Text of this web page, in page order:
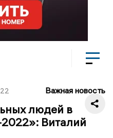
Важная новость
людей в
Виталий